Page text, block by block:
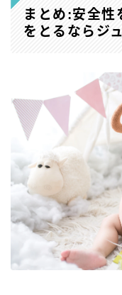
まとめ:安全性
をとるならジ